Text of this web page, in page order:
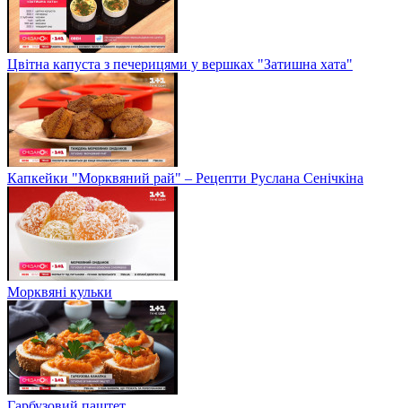
Цвітна капуста з печерицями у вершках "Затишна хата"
Капкейки "Морквяний рай" – Рецепти Руслана Сенічкіна
Морквяні кульки